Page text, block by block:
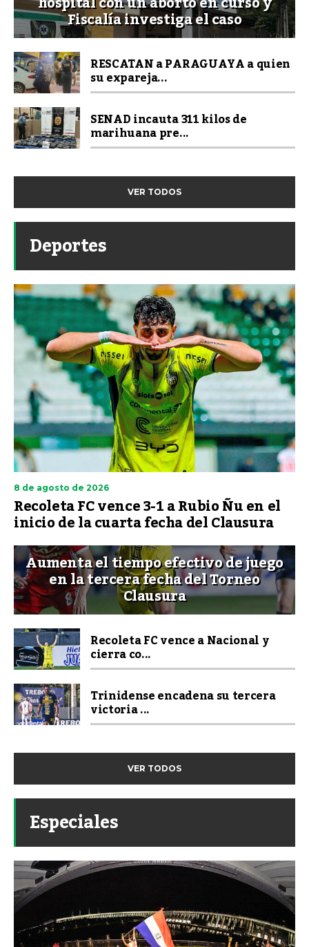
Fiscalía investiga el caso
RESCATAN a PARAGUAYA a quien
su expareja...
SENAD incauta 311 kilos de
marihuana pre...
VER TODOS
Deportes
8 de agosto de 2026
Recoleta FC vence 3-1 a Rubio Ñu en el
inicio de la cuarta fecha del Clausura
Aumenta el tiempo efectivo de juego
en la tercera fecha del Torneo
Clausura
Recoleta FC vence a Nacional y
cierra co...
Trinidense encadena su tercera
victoria ...
VER TODOS
Especiales